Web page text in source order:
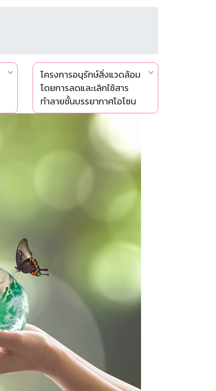
โครงการอนุรักษ์สิ่งแวดล้อม
โดยการลดและเลิกใช้สาร
ทำลายชั้นบรรยากาศโอโซน